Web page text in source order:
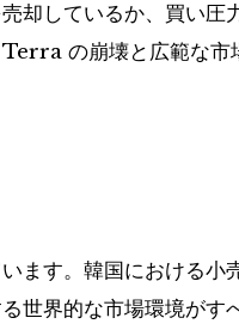
却しているか、買い圧
の崩壊と広範な市
ます。韓国における小
世界的な市場環境がす